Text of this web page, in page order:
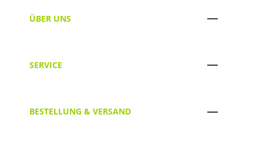
ÜBER UNS
SERVICE
BESTELLUNG & VERSAND